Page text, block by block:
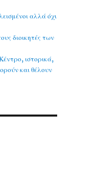
αλλά όχι
διοικητές των
ιστορικά,
και θέλουν